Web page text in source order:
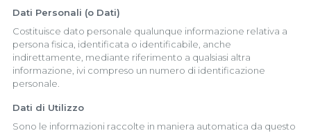
Dati Personali (o Dati)
Costituisce dato personale qualunque informazione relativa a
persona fisica, identificata o identificabile, anche
indirettamente, mediante riferimento a qualsiasi altra
informazione, ivi compreso un numero di identificazione
personale.
Dati di Utilizzo
Sono le informazioni raccolte in maniera automatica da questo